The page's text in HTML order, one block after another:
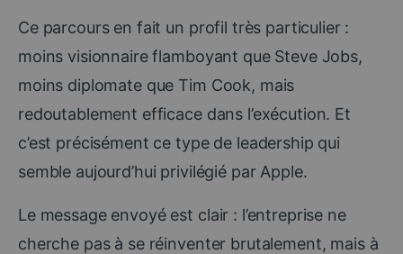
Ce parcours en fait un profil très particulier :
moins visionnaire flamboyant que Steve Jobs,
moins diplomate que Tim Cook, mais
redoutablement efficace dans l’exécution. Et
c’est précisément ce type de leadership qui
semble aujourd’hui privilégié par Apple.
Le message envoyé est clair : l’entreprise ne
cherche pas à se réinventer brutalement, mais à